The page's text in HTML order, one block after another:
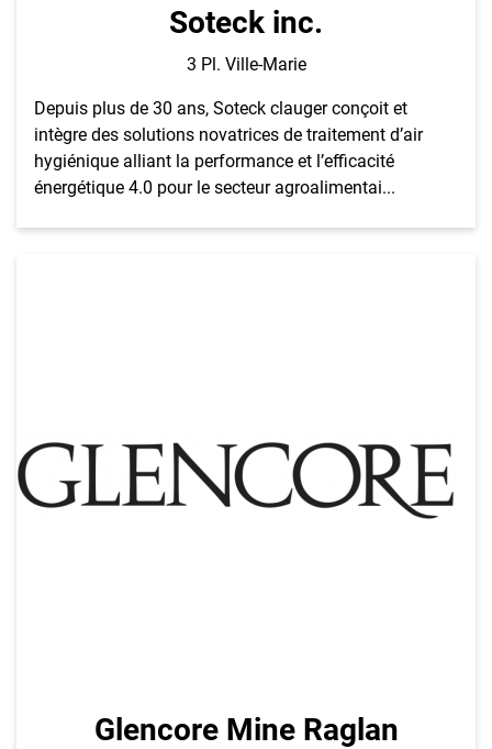
Soteck inc.
3 Pl. Ville-Marie
Depuis plus de 30 ans, Soteck clauger conçoit et
intègre des solutions novatrices de traitement d’air
hygiénique alliant la performance et l’efficacité
énergétique 4.0 pour le secteur agroalimentai...
Glencore Mine Raglan